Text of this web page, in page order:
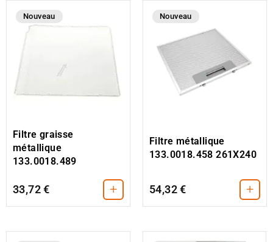
Nouveau
Filtre graisse
métallique
133.0018.489
33,72 € +
Nouveau
Filtre métallique
133.0018.458 261X240
54,32 € +